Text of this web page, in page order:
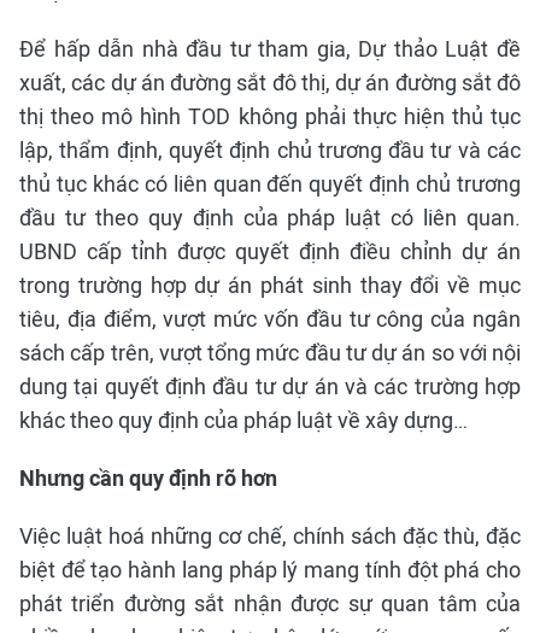
Để hấp dẫn nhà đầu tư tham gia, Dự thảo Luật đề
xuất, các dự án đường sắt đô thị, dự án đường sắt đô
thị theo mô hình TOD không phải thực hiện thủ tục
lập, thẩm định, quyết định chủ trương đầu tư và các
thủ tục khác có liên quan đến quyết định chủ trương
đầu tư theo quy định của pháp luật có liên quan.
UBND cấp tỉnh được quyết định điều chỉnh dự án
trong trường hợp dự án phát sinh thay đổi về mục
tiêu, địa điểm, vượt mức vốn đầu tư công của ngân
sách cấp trên, vượt tổng mức đầu tư dự án so với nội
dung tại quyết định đầu tư dự án và các trường hợp
khác theo quy định của pháp luật về xây dựng…
Nhưng cần quy định rõ hơn
Việc luật hoá những cơ chế, chính sách đặc thù, đặc
biệt để tạo hành lang pháp lý mang tính đột phá cho
phát triển đường sắt nhận được sự quan tâm của